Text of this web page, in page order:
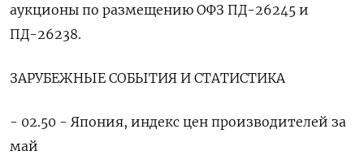
аукционы по размещению ОФЗ ПД-26245 и
ПД-26238.
ЗАРУБЕЖНЫЕ СОБЫТИЯ И СТАТИСТИКА
- 02.50 - Япония, индекс цен производителей за
май